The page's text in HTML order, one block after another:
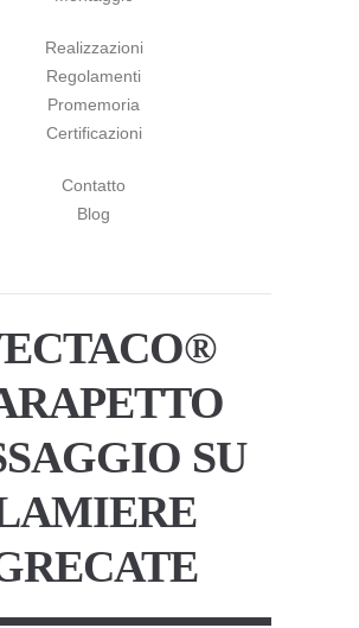
Realizzazioni
Regolamenti
Promemoria
Certificazioni
Contatto
Blog
SU